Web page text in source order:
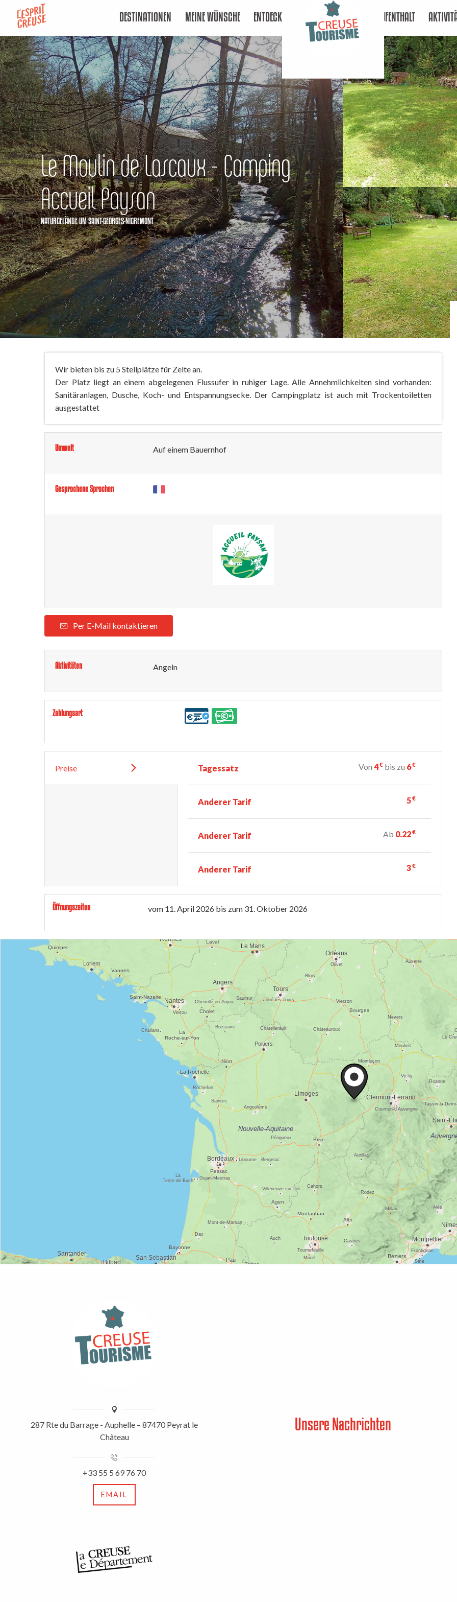
contenu
principal
DESTINATIONEN MEINE WÜNSCHE ENTDECKEN AUFENTHALT
Le Moulin de Lascaux - Camping
Accueil Paysan
NATURGELÄNDEUM SAINT-GEORGES-NIGREMONT
Wir bieten bis zu 5 Stellplätze für Zelte an.
Der Platz liegt an einem abgelegenen Flussufer in ruhiger Lage. Alle Annehmlichkeiten sind vorhanden:
Sanitäranlagen, Dusche, Koch- und Entspannungsecke. Der Campingplatz ist auch mit Trockentoiletten
ausgestattet
Umwelt Auf einem Bauernhof
Gesprochene Sprachen
Per E-Mail kontaktieren
Aktivitäten Angeln
Zahlungsart
Preise Tagessatz Von4€ bis zu 6€
Anderer Tarif 5€
Anderer Tarif Ab 0.22€
Anderer Tarif 3€
Öffnungszeiten vom 11. April 2026 bis zum 31. Oktober 2026
287 Rte du Barrage - Auphelle – 87470 Peyrat le
Château
+33 55 5 69 76 70
EMAIL
Unsere Nachrichten